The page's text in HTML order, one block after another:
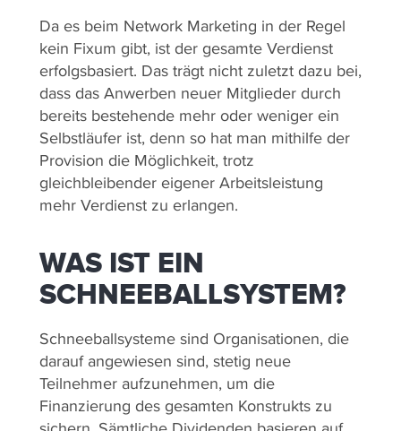
Da es beim Network Marketing in der Regel
kein Fixum gibt, ist der gesamte Verdienst
erfolgsbasiert. Das trägt nicht zuletzt dazu bei,
dass das Anwerben neuer Mitglieder durch
bereits bestehende mehr oder weniger ein
Selbstläufer ist, denn so hat man mithilfe der
Provision die Möglichkeit, trotz
gleichbleibender eigener Arbeitsleistung
mehr Verdienst zu erlangen.
WAS IST EIN
SCHNEEBALLSYSTEM?
Schneeballsysteme sind Organisationen, die
darauf angewiesen sind, stetig neue
Teilnehmer aufzunehmen, um die
Finanzierung des gesamten Konstrukts zu